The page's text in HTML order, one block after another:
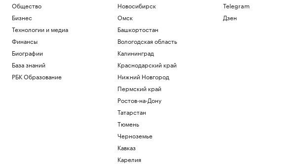
Общество
Бизнес
Технологии и медиа
Финансы
Биографии
База знаний
РБК Образование
Новосибирск
Омск
Башкортостан
Вологодская область
Калининград
Краснодарский край
Нижний Новгород
Пермский край
Ростов-на-Дону
Татарстан
Тюмень
Черноземье
Кавказ
Карелия
Telegram
Дзен